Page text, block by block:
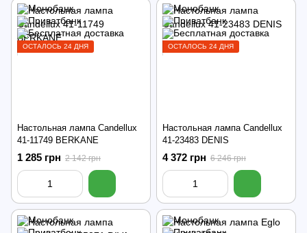
ОСТАЛОСЬ 24 ДНЯ
Настольная лампа Candellux
41-11749 BERKANE
1 285 грн 2 142 грн
ОСТАЛОСЬ 24 ДНЯ
Настольная лампа Candellux
41-23483 DENIS
4 372 грн 6 246 грн